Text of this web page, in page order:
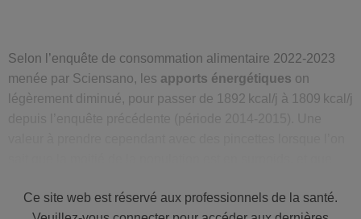
Selon l’enquête de consommation alimentaire 2022-2023
menée par Sciensano, les apports énergétiques on
légèrement diminué, pour passer de 1892 kcal/j à 1809 kcal/j
Les apports en glucides sont encore plus bas qu’avant,
Ce site web est réservé aux professionnels de la santé.